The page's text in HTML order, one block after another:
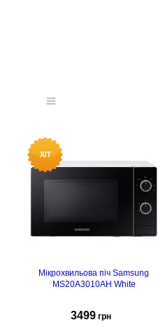
Мікрохвильова піч Samsung
MS20A3010AH White
3499 грн